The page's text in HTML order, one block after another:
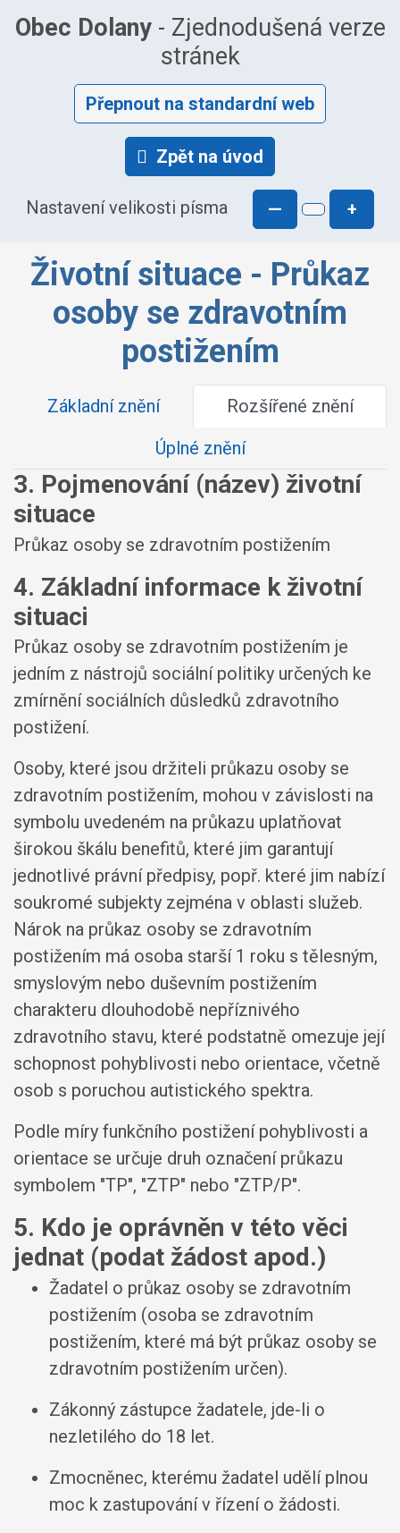
Obec Dolany- Zjednodušená verze
stránek
Přepnout na standardní web
Zpět na úvod
Nastavení velikosti písma — +
Životní situace - Průkaz
osoby se zdravotním
postižením
Základní znění
Rozšířené znění
Úplné znění
3. Pojmenování (název) životní
situace
Průkaz osoby se zdravotním postižením
4. Základní informace k životní
situaci
Průkaz osoby se zdravotním postižením je
jedním z nástrojů sociální politiky určených ke
zmírnění sociálních důsledků zdravotního
postižení.
Osoby, které jsou držiteli průkazu osoby se
zdravotním postižením, mohou v závislosti na
symbolu uvedeném na průkazu uplatňovat
širokou škálu benefitů, které jim garantují
jednotlivé právní předpisy, popř. které jim nabízí
soukromé subjekty zejména v oblasti služeb.
Nárok na průkaz osoby se zdravotním
postižením má osoba starší 1 roku s tělesným,
smyslovým nebo duševním postižením
charakteru dlouhodobě nepříznivého
zdravotního stavu, které podstatně omezuje její
schopnost pohyblivosti nebo orientace, včetně
osob s poruchou autistického spektra.
Podle míry funkčního postižení pohyblivosti a
orientace se určuje druh označení průkazu
symbolem "TP", "ZTP" nebo "ZTP/P".
5. Kdo je oprávněn v této věci
jednat (podat žádost apod.)
Žadatel o průkaz osoby se zdravotním
postižením (osoba se zdravotním
postižením, které má být průkaz osoby se
zdravotním postižením určen).
Zákonný zástupce žadatele, jde-li o
nezletilého do 18 let.
Zmocněnec, kterému žadatel udělí plnou
moc k zastupování v řízení o žádosti.